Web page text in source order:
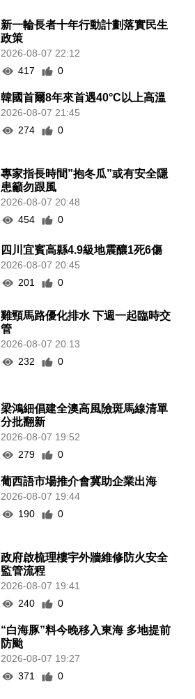
新一輪長者十年行動計劃落實民生
政策
2026-08-07 22:12
417
0
韓國首爾8年來首遇40°C以上高溫
2026-08-07 21:45
274
0
專家指長時間”抱冬瓜”或有安全隱
患籲勿跟風
2026-08-07 20:48
454
0
四川宜賓高縣4.9級地震釀1死6傷
2026-08-07 20:45
201
0
雞頸馬路優化排水 下週一起臨時交
管
2026-08-07 20:13
232
0
梁鴻細倡建全澳高風險斑馬線清單
分批翻新
2026-08-07 19:52
279
0
葡西語市場推介會冀助企業出海
2026-08-07 19:44
190
0
政府啟梳理樓宇外牆維修防火安全
監管流程
2026-08-07 19:41
240
0
“白海豚”料今晚移入東海 多地提前
防颱
2026-08-07 19:27
371
0